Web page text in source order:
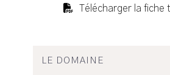
Télécharger la fiche
LE DOMAINE